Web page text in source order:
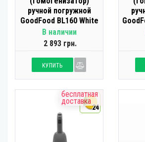
ручной погружной
GoodFood BL160 White
В наличии
2 893 грн.
КУПИТЬ
бесплатная
доставка
24